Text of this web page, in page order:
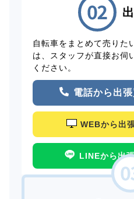
自転車をまとめて売りた
は、スタッフが直接お伺
ください。
電話から出
WEBから出
LINEから出